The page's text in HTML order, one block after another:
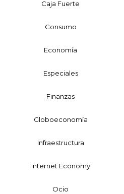
Caja Fuerte
Consumo
Economía
Especiales
Finanzas
Globoeconomía
Infraestructura
Internet Economy
Ocio